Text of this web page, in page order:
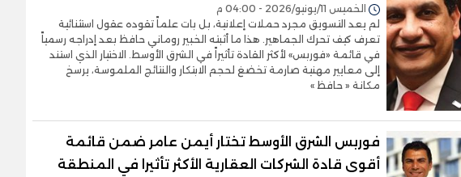
الخميس 11/يونيو/2026 - 04:00 م
لم يعد التسويق مجرد حملات إعلانية، بل بات علماً تقوده عقول استثنائية
تعرف كيف تحرك الجماهير. هذا ما أثبته الخبير روماني حافظ بعد إدراجه رسمياً
في قائمة «فوربس» لأكثر القادة تأثيراً في الشرق الأوسط. الاختيار الذي استند
إلى معايير مهنية صارمة تخضغ لحجم الابتكار والنتائج الملموسة، يرسخ
مكانة « حافظ »
فوربس الشرق الأوسط تختار أيمن عامر ضمن قائمة
أقوى قادة الشركات العقارية الأكثر تأثيرا في المنطقة